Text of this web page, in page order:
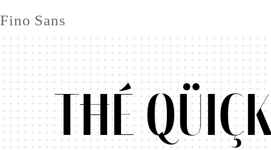
Fino Sans
Tħé